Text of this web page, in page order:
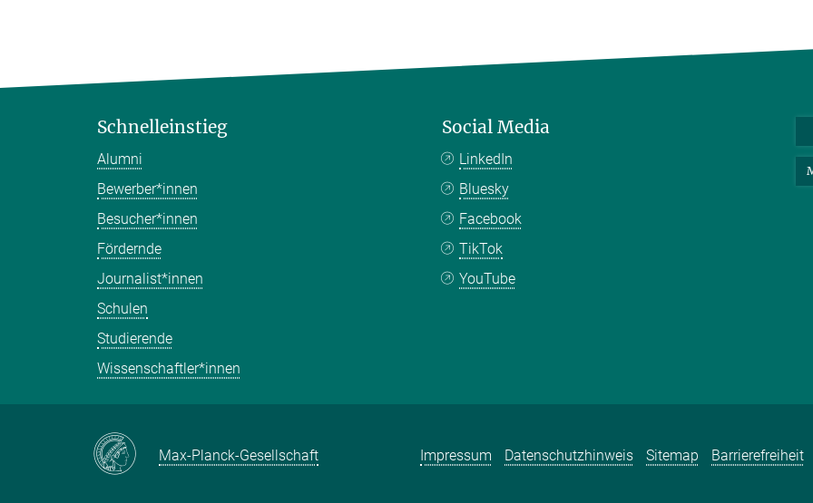
Schnelleinstieg
Alumni
Bewerber*innen
Besucher*innen
Fördernde
Journalist*innen
Schulen
Studierende
Wissenschaftler*innen
Social Media
LinkedIn
Bluesky
Facebook
TikTok
YouTube
Max-Planck-Gesellschaft Impressum Datenschutzhinweis Sitemap Barrierefreiheit